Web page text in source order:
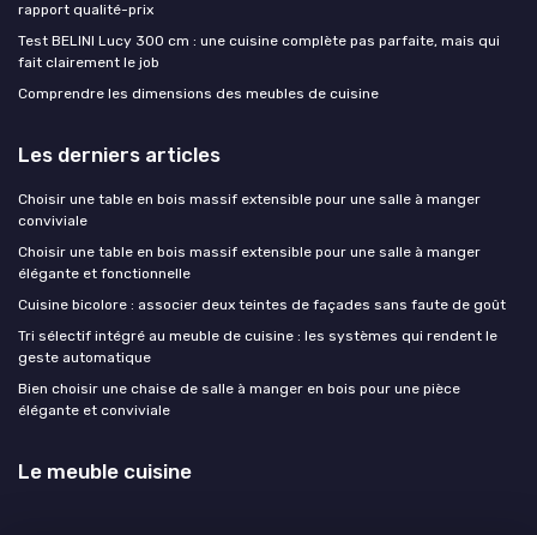
rapport qualité-prix
Test BELINI Lucy 300 cm : une cuisine complète pas parfaite, mais qui
fait clairement le job
Comprendre les dimensions des meubles de cuisine
Les derniers articles
Choisir une table en bois massif extensible pour une salle à manger
conviviale
Choisir une table en bois massif extensible pour une salle à manger
élégante et fonctionnelle
Cuisine bicolore : associer deux teintes de façades sans faute de goût
Tri sélectif intégré au meuble de cuisine : les systèmes qui rendent le
geste automatique
Bien choisir une chaise de salle à manger en bois pour une pièce
élégante et conviviale
Le meuble cuisine